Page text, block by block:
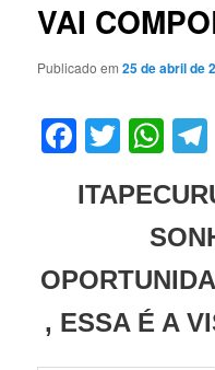
VAI
Publicado em25 de abril de
Facebook
Twitter
, ESSA É A